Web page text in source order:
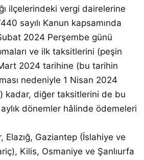
ilçelerindeki vergi dairelerine
sayılı Kanun kapsamında
2024 Perşembe günü
ve ilk taksitlerini (peşin
2024 tarihine (bu tarihin
nedeniyle 1 Nisan 2024
kadar, diğer taksitlerini de bu
dönemler hâlinde ödemeleri
Elazığ, Gaziantep (İslahiye ve
Kilis, Osmaniye ve Şanlıurfa